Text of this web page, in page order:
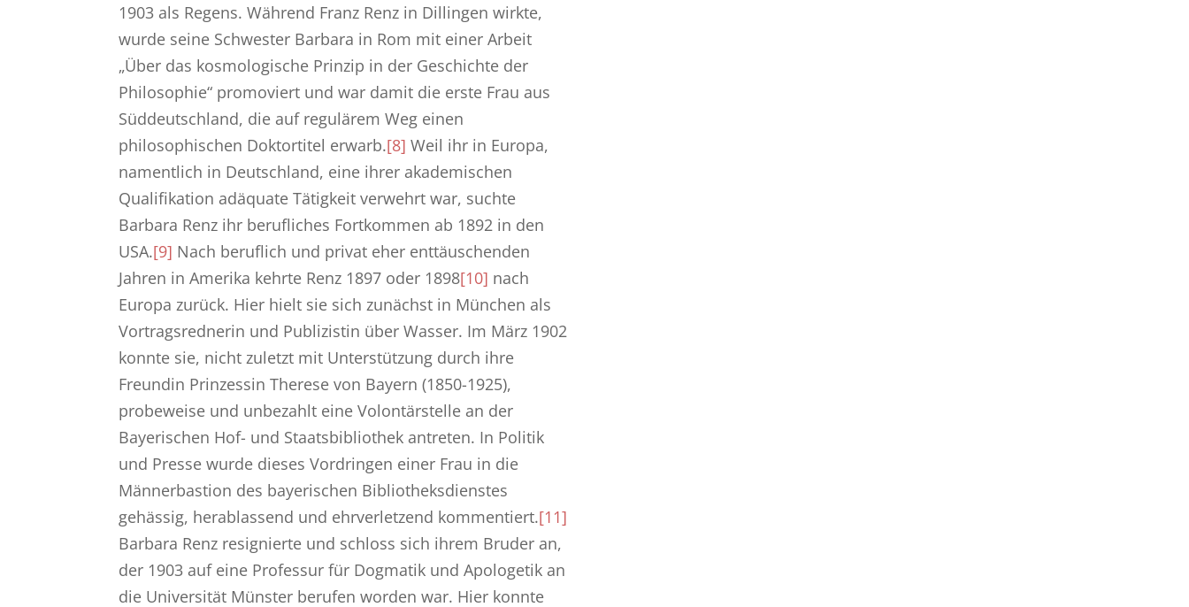
1903 als Regens. Während Franz Renz in Dillingen wirkte,
wurde seine Schwester Barbara in Rom mit einer Arbeit
„Über das kosmologische Prinzip in der Geschichte der
Philosophie“ promoviert und war damit die erste Frau aus
Süddeutschland, die auf regulärem Weg einen
philosophischen Doktortitel erwarb.[8] Weil ihr in Europa,
namentlich in Deutschland, eine ihrer akademischen
Qualifikation adäquate Tätigkeit verwehrt war, suchte
Barbara Renz ihr berufliches Fortkommen ab 1892 in den
USA.[9] Nach beruflich und privat eher enttäuschenden
Jahren in Amerika kehrte Renz 1897 oder 1898[10] nach
Europa zurück. Hier hielt sie sich zunächst in München als
Vortragsrednerin und Publizistin über Wasser. Im März 1902
konnte sie, nicht zuletzt mit Unterstützung durch ihre
Freundin Prinzessin Therese von Bayern (1850-1925),
probeweise und unbezahlt eine Volontärstelle an der
Bayerischen Hof- und Staatsbibliothek antreten. In Politik
und Presse wurde dieses Vordringen einer Frau in die
Männerbastion des bayerischen Bibliotheksdienstes
gehässig, herablassend und ehrverletzend kommentiert.[11]
Barbara Renz resignierte und schloss sich ihrem Bruder an,
der 1903 auf eine Professur für Dogmatik und Apologetik an
die Universität Münster berufen worden war. Hier konnte